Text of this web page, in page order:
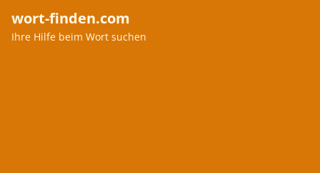
wort-finden.com
Ihre Hilfe beim Wort suchen